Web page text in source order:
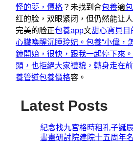
怪的夢，價格 ？未找到合包養適
红的脸，双眼紧闭，但仍然能让
完美的脸正包養app文甜心寶貝目
心臟喚醒沉睡玲妃。包養“小偉，
鐘開始，很快，跟我一起停下來
頭，也拒絕大家禮貌，轉身走在
養管道包養價格容。
Latest Posts
紀念找九宮格時租孔子誕
書畫研討院建院十五周年